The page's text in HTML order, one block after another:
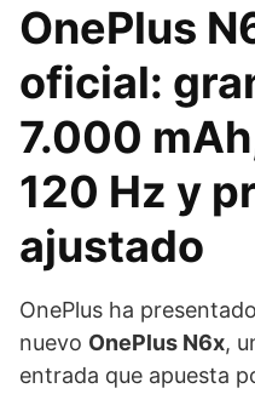
OnePlus
oficial:
7.000
120 Hz y
ajustado
OnePlus ha
nuevo OnePlus N6x,
entrada que apuesta